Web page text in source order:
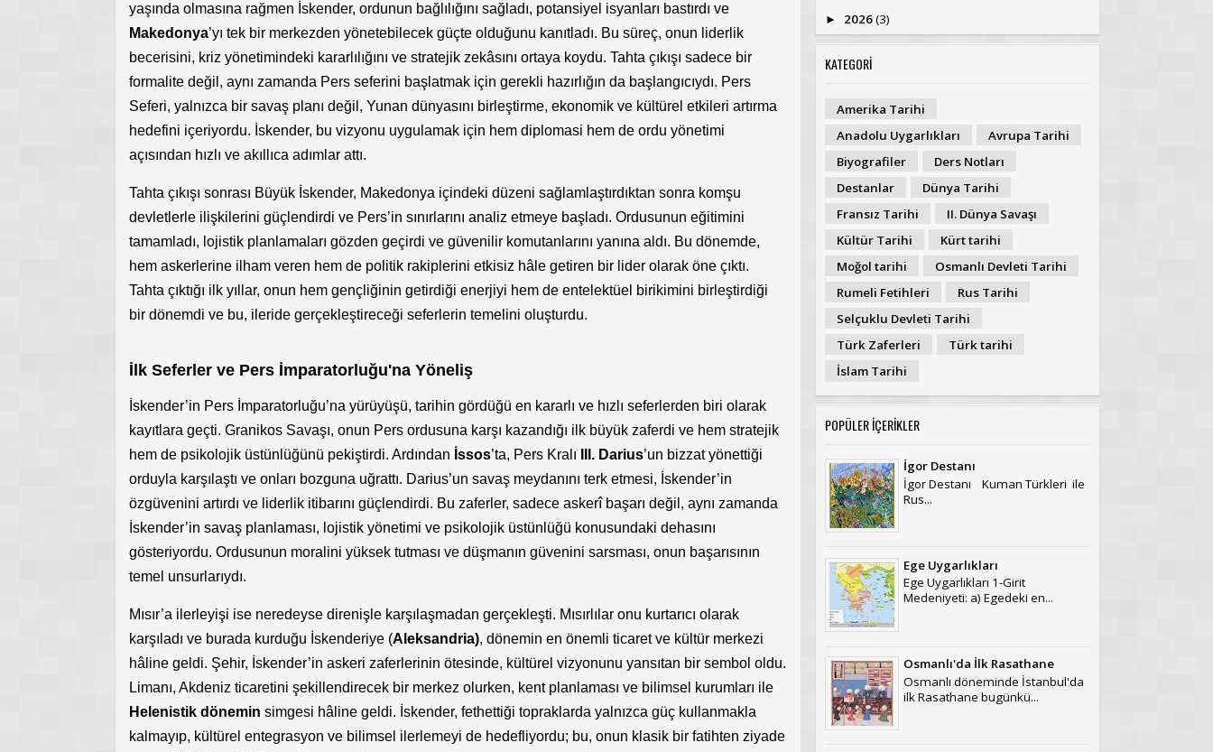
yaşında olmasına rağmen İskender, ordunun bağlılığını sağladı, potansiyel isyanları bastırdı ve
Makedonya’yı tek bir merkezden yönetebilecek güçte olduğunu kanıtladı. Bu süreç, onun liderlik
becerisini, kriz yönetimindeki kararlılığını ve stratejik zekâsını ortaya koydu. Tahta çıkışı sadece bir
formalite değil, aynı zamanda Pers seferini başlatmak için gerekli hazırlığın da başlangıcıydı. Pers
Seferi, yalnızca bir savaş planı değil, Yunan dünyasını birleştirme, ekonomik ve kültürel etkileri artırma
hedefini içeriyordu. İskender, bu vizyonu uygulamak için hem diplomasi hem de ordu yönetimi
açısından hızlı ve akıllıca adımlar attı.
Tahta çıkışı sonrası Büyük İskender, Makedonya içindeki düzeni sağlamlaştırdıktan sonra komşu
devletlerle ilişkilerini güçlendirdi ve Pers’in sınırlarını analiz etmeye başladı. Ordusunun eğitimini
tamamladı, lojistik planlamaları gözden geçirdi ve güvenilir komutanlarını yanına aldı. Bu dönemde,
hem askerlerine ilham veren hem de politik rakiplerini etkisiz hâle getiren bir lider olarak öne çıktı.
Tahta çıktığı ilk yıllar, onun hem gençliğinin getirdiği enerjiyi hem de entelektüel birikimini birleştirdiği
bir dönemdi ve bu, ileride gerçekleştireceği seferlerin temelini oluşturdu.
İlk Seferler ve Pers İmparatorluğu'na Yöneliş
İskender’in Pers İmparatorluğu’na yürüyüşü, tarihin gördüğü en kararlı ve hızlı seferlerden biri olarak
kayıtlara geçti. Granikos Savaşı, onun Pers ordusuna karşı kazandığı ilk büyük zaferdi ve hem stratejik
hem de psikolojik üstünlüğünü pekiştirdi. Ardından İssos’ta, Pers Kralı III. Darius’un bizzat yönettiği
orduyla karşılaştı ve onları bozguna uğrattı. Darius’un savaş meydanını terk etmesi, İskender’in
özgüvenini artırdı ve liderlik itibarını güçlendirdi. Bu zaferler, sadece askerî başarı değil, aynı zamanda
İskender’in savaş planlaması, lojistik yönetimi ve psikolojik üstünlüğü konusundaki dehasını
gösteriyordu. Ordusunun moralini yüksek tutması ve düşmanın güvenini sarsması, onun başarısının
temel unsurlarıydı.
Mısır’a ilerleyişi ise neredeyse direnişle karşılaşmadan gerçekleşti. Mısırlılar onu kurtarıcı olarak
karşıladı ve burada kurduğu İskenderiye (Aleksandria), dönemin en önemli ticaret ve kültür merkezi
hâline geldi. Şehir, İskender’in askeri zaferlerinin ötesinde, kültürel vizyonunu yansıtan bir sembol oldu.
Limanı, Akdeniz ticaretini şekillendirecek bir merkez olurken, kent planlaması ve bilimsel kurumları ile
Helenistik dönemin simgesi hâline geldi. İskender, fethettiği topraklarda yalnızca güç kullanmakla
kalmayıp, kültürel entegrasyon ve bilimsel ilerlemeyi de hedefliyordu; bu, onun klasik bir fatihten ziyade
► 2026(3)
KATEGORİ
Amerika Tarihi
Anadolu Uygarlıkları
Avrupa Tarihi
Biyografiler
Ders Notları
Destanlar
Dünya Tarihi
Fransız Tarihi
II. Dünya Savaşı
Kültür Tarihi
Kürt tarihi
Moğol tarihi
Osmanlı Devleti Tarihi
Rumeli Fetihleri
Rus Tarihi
Selçuklu Devleti Tarihi
Türk Zaferleri
Türk tarihi
İslam Tarihi
POPÜLER İÇERİKLER
İgor Destanı
İgor Destanı Kuman Türkleri ile
Rus...
Ege Uygarlıkları
Ege Uygarlıkları 1-Girit
Medeniyeti: a) Egedeki en...
Osmanlı'da İlk Rasathane
Osmanlı döneminde İstanbul'da
ilk Rasathane bugünkü...